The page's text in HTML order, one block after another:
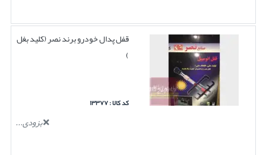
قفل پدال خودرو برند نصر (کلید بغل
)
کد کالا : ۱۳۳۷۷
بزودی...